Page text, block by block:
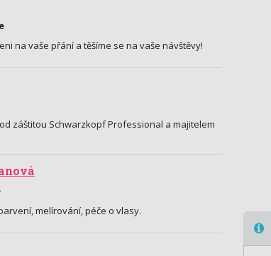
na vaše přání a těšíme se na vaše návštěvy!
záštitou Schwarzkopf Professional a majitelem
melírování, péče o vlasy.